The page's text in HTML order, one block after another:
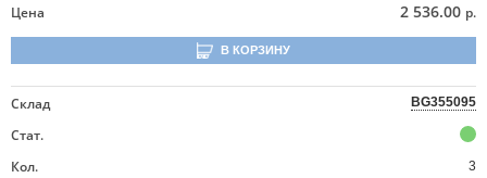
Цена
2 536.00 р.
В КОРЗИНУ
Склад BG355095
Стат.
Кол.
3